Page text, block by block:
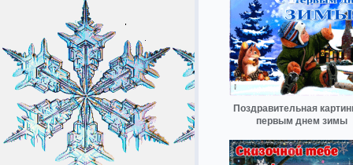
Поздравительная
первым днем зимы